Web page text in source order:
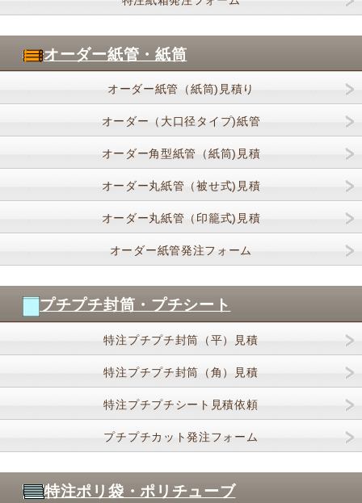
オーダー紙管・紙筒
オーダー紙管（紙筒)見積り
オーダー（大口径タイプ)紙管
オーダー角型紙管（紙筒)見積
オーダー丸紙管（被せ式)見積
オーダー丸紙管（印籠式)見積
オーダー紙管発注フォーム
プチプチ封筒・プチシート
特注プチプチ封筒（平）見積
特注プチプチ封筒（角）見積
特注プチプチシート見積依頼
プチプチカット発注フォーム
特注ポリ袋・ポリチューブ